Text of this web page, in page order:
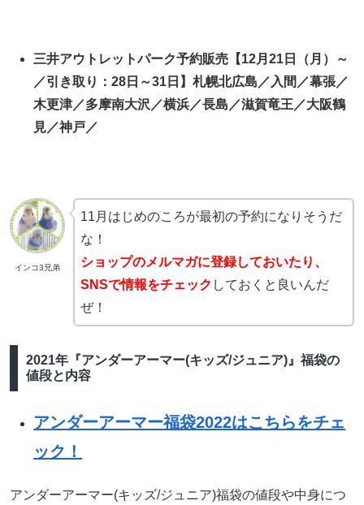
三井アウトレットパーク予約販売【12月21日（月）～
／引き取り：28日～31日】札幌北広島／入間／幕張／
木更津／多摩南大沢／横浜／長島／滋賀竜王／大阪鶴
見／神戸／
インコ3兄弟
11月はじめのころが最初の予約になりそうだ
な！
ショップのメルマガに登録しておいたり、
SNSで情報をチェック しておくと良いんだ
ぜ！
2021年『アンダーアーマー(キッズ/ジュニア)』福袋の
値段と内容
アンダーアーマー福袋2022はこちらをチェ
ック！
アンダーアーマー(キッズ/ジュニア)福袋の値段や中身につ